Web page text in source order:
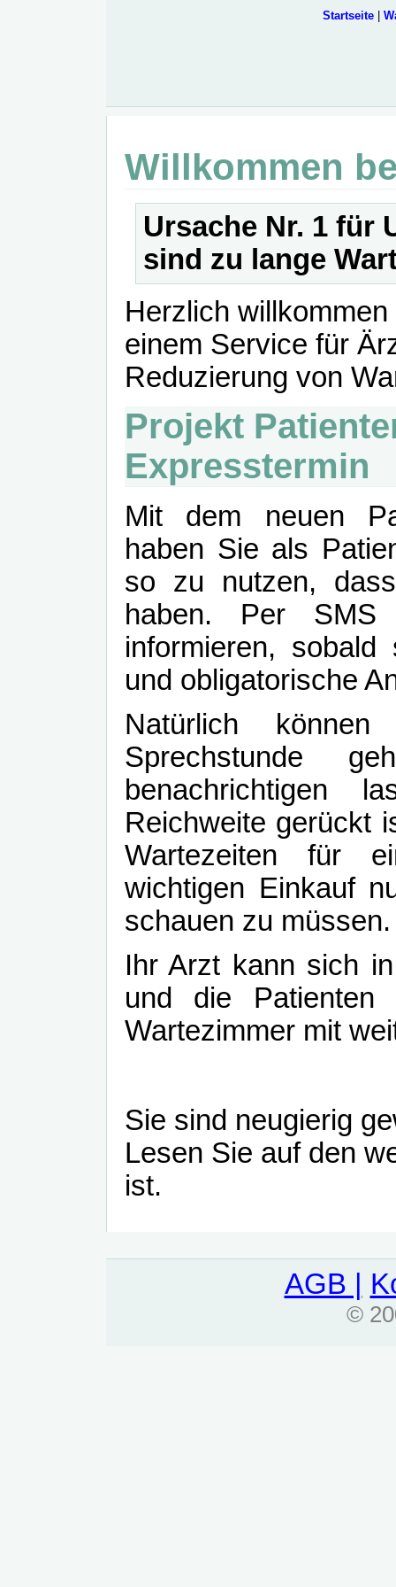
Startseite
Willkommen
Ursache Nr. 1 für
sind zu lange
Herzlich
einem Service für
Reduzierung von
Projekt
Expresstermin
Mit dem neuen
haben Sie als
so zu nutzen,
haben. Per
informieren,
und obligatorische
Natürlich
Sprechstunde
benachrichtigen
Reichweite gerückt
Wartezeiten für
wichtigen Einkauf
schauen zu müssen.
Ihr Arzt kann sich
und die
Wartezimmer mit
Sie sind neugierig
Lesen Sie auf den
ist.
AGB |
©